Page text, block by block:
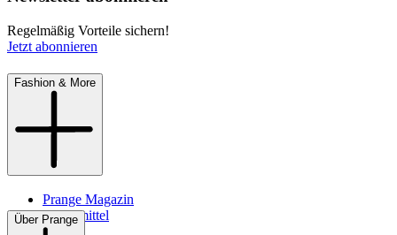
Regelmäßig Vorteile sichern!
Jetzt abonnieren
Fashion & More
Prange Magazin
Pflegemittel
Über Prange